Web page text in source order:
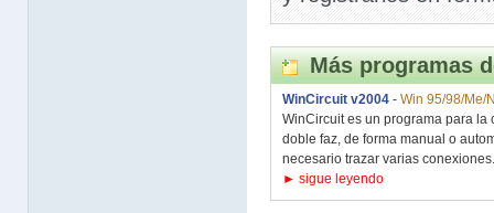
Más programas
WinCircuit v2004 - Win 95/98/Me/
WinCircuit es un programa para
doble faz, de forma manual o
necesario trazar varias
► sigue leyendo